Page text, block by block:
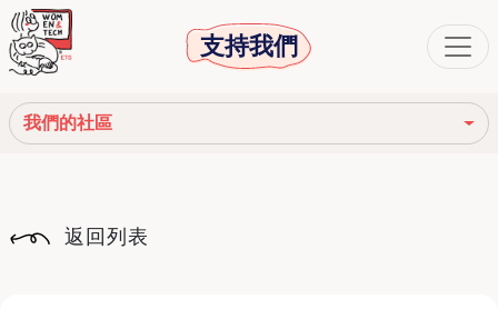
支持我們
我們的社區
返回列表